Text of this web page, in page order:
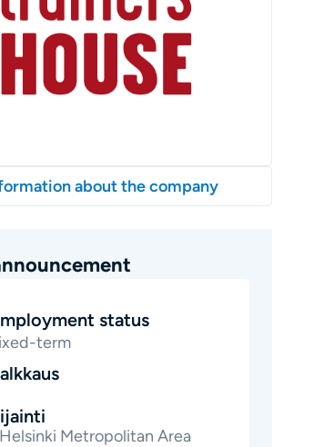
about the company
status
term
Helsinki Metropolitan Area